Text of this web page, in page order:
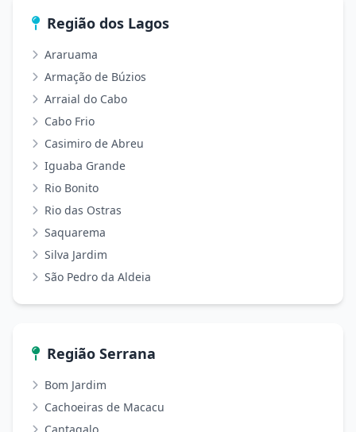
Região dos Lagos
Araruama
Armação de Búzios
Arraial do Cabo
Cabo Frio
Casimiro de Abreu
Iguaba Grande
Rio Bonito
Rio das Ostras
Saquarema
Silva Jardim
São Pedro da Aldeia
Região Serrana
Bom Jardim
Cachoeiras de Macacu